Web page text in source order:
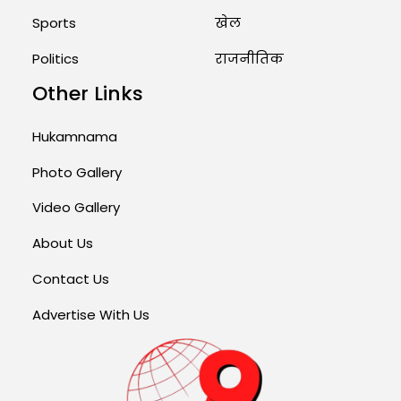
Sports
Politics
खेल
राजनीतिक
Other Links
Hukamnama
Photo Gallery
Video Gallery
About Us
Contact Us
Advertise With Us